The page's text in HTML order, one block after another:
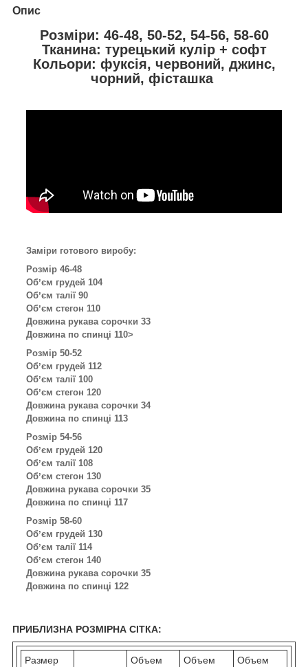
Опис
Розміри: 46-48, 50-52, 54-56, 58-60
Тканина: турецький кулір + софт
Кольори: фуксія, червоний, джинс,
чорний, фісташка
Заміри готового виробу:
Розмір 46-48
Обʼєм грудей 104
Обʼєм талії 90
Обʼєм стегон 110
Довжина рукава сорочки 33
Довжина по спинці 110>
Розмір 50-52
Обʼєм грудей 112
Обʼєм талії 100
Обʼєм стегон 120
Довжина рукава сорочки 34
Довжина по спинці 113
Розмір 54-56
Обʼєм грудей 120
Обʼєм талії 108
Обʼєм стегон 130
Довжина рукава сорочки 35
Довжина по спинці 117
Розмір 58-60
Обʼєм грудей 130
Обʼєм талії 114
Обʼєм стегон 140
Довжина рукава сорочки 35
Довжина по спинці 122
ПРИБЛИЗНА РОЗМІРНА СІТКА:
Размер
Объем
Объем
Объем